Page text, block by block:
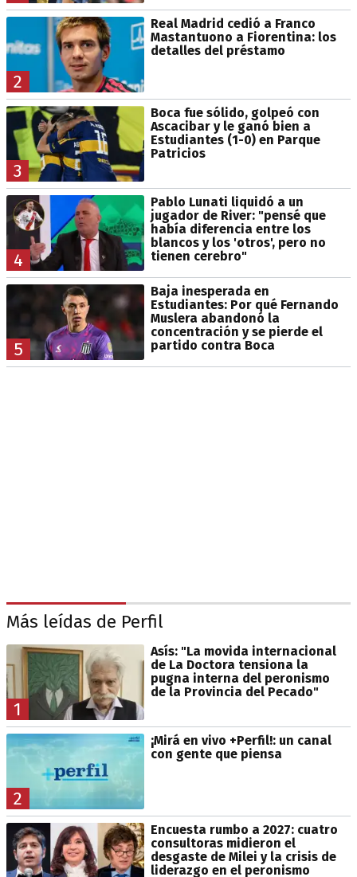
2
Real Madrid cedió a Franco
Mastantuono a Fiorentina: los
detalles del préstamo
3
Boca fue sólido, golpeó con
Ascacibar y le ganó bien a
Estudiantes (1-0) en Parque
Patricios
4
Pablo Lunati liquidó a un
jugador de River: "pensé que
había diferencia entre los
blancos y los 'otros', pero no
tienen cerebro"
5
Baja inesperada en
Estudiantes: Por qué Fernando
Muslera abandonó la
concentración y se pierde el
partido contra Boca
Más leídas de Perfil
1
Asís: "La movida internacional
de La Doctora tensiona la
pugna interna del peronismo
de la Provincia del Pecado"
2
¡Mirá en vivo +Perfil!: un canal
con gente que piensa
Encuesta rumbo a 2027: cuatro
consultoras midieron el
desgaste de Milei y la crisis de
liderazgo en el peronismo